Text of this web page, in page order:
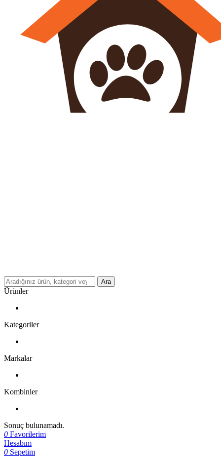
Ara
Ürünler
Kategoriler
Markalar
Kombinler
Sonuç bulunamadı.
0 Favorilerim
Hesabım
0 Sepetim